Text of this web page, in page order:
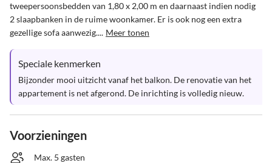
tweepersoonsbedden van 1,80 x 2,00 m en daarnaast indien nodig
2 slaapbanken in de ruime woonkamer. Er is ook nog een extra
gezellige sofa aanwezig.... Meer tonen
Speciale kenmerken
Bijzonder mooi uitzicht vanaf het balkon. De renovatie van het
appartement is net afgerond. De inrichting is volledig nieuw.
Voorzieningen
Max. 5 gasten